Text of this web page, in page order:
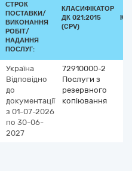
СТРОК
ПОСТАВКИ/
ВИКОНАННЯ
РОБІТ/
НАДАННЯ
ПОСЛУГ:
КЛАСИФІКАТОР
ДК 021:2015
(CPV)
Україна
Відповідно
до
документації
з 01-07-2026
по 30-06-
2027
72910000-2
Послуги з
резервного
копіювання